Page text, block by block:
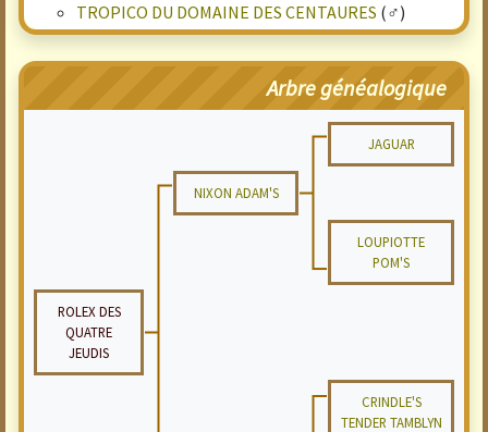
TROPICO DU DOMAINE DES CENTAURES (♂)
Arbre généalogique
JAGUAR
NIXON ADAM'S
LOUPIOTTE
POM'S
ROLEX DES
QUATRE
JEUDIS
CRINDLE'S
TENDER TAMBLYN